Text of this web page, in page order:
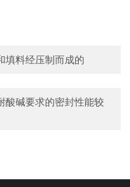
填料经压制而成的
酸碱要求的密封性能较